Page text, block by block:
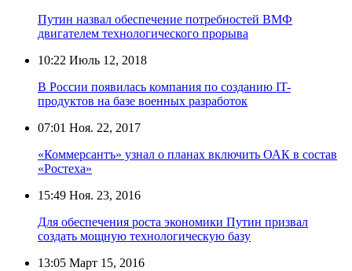
Путин назвал обеспечение потребностей ВМФ
двигателем технологического прорыва
10:22 Июль 12, 2018
В России появилась компания по созданию IT-
продуктов на базе военных разработок
07:01 Ноя. 22, 2017
«Коммерсантъ» узнал о планах включить ОАК в состав
«Ростеха»
15:49 Ноя. 23, 2016
Для обеспечения роста экономики Путин призвал
создать мощную технологическую базу
13:05 Март 15, 2016